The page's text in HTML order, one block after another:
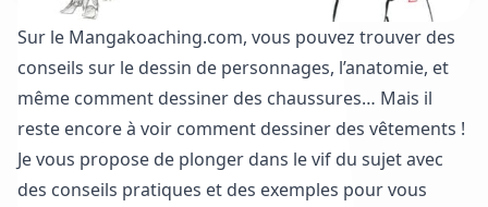
Sur le Mangakoaching.com, vous pouvez trouver des
conseils sur le dessin de personnages, l’anatomie, et
même comment dessiner des chaussures… Mais il
reste encore à voir comment dessiner des vêtements !
Je vous propose de plonger dans le vif du sujet avec
des conseils pratiques et des exemples pour vous